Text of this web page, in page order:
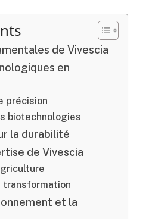
de Vivescia
en
précision
biotechnologies
la durabilité
de Vivescia
transformation
et la